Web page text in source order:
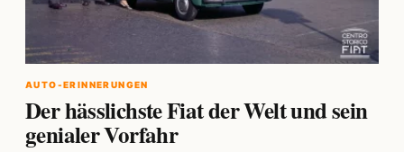
AUTO-ERINNERUNGEN
Der hässlichste Fiat der Welt und sein
genialer Vorfahr